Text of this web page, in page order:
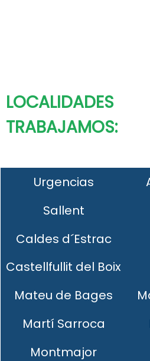
TRABAJAMOS:
Urgencias
Sallent
Caldes d´Estrac
Castellfullit del Boix
Mateu de Bages
Martí Sarroca
Montmajor